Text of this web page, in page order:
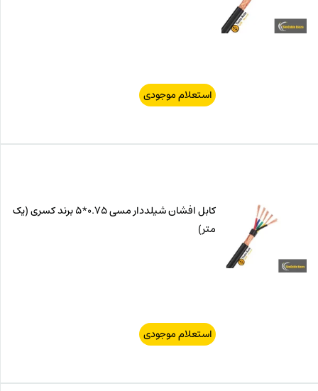
استعلام موجودی
کابل افشان شیلددار مسی 0.75*5 برند کسری (یک
متر)
استعلام موجودی